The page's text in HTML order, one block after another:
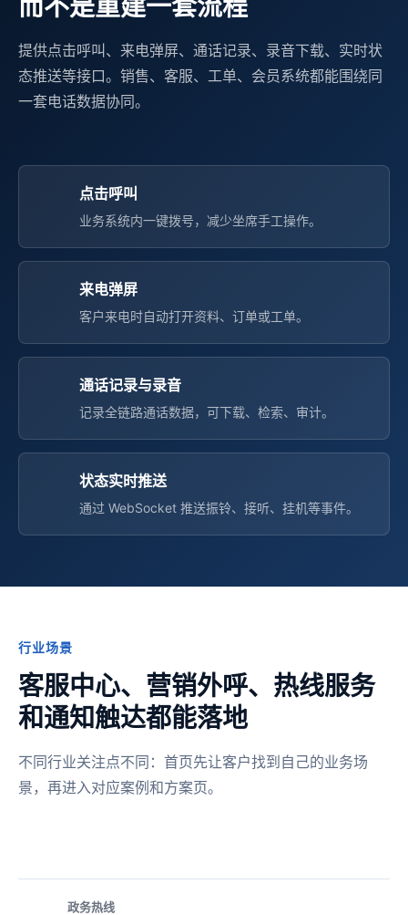
提供点击呼叫、来电弹屏、通话记录、录音下载、实时状
态推送等接口。销售、客服、工单、会员系统都能围绕同
一套电话数据协同。
点击呼叫
业务系统内一键拨号，减少坐席手工操作。
来电弹屏
客户来电时自动打开资料、订单或工单。
通话记录与录音
记录全链路通话数据，可下载、检索、审计。
状态实时推送
通过 WebSocket 推送振铃、接听、挂机等事件。
行业场景
客服中心、营销外呼、热线服务
和通知触达都能落地
不同行业关注点不同：首页先让客户找到自己的业务场
景，再进入对应案例和方案页。
政务热线